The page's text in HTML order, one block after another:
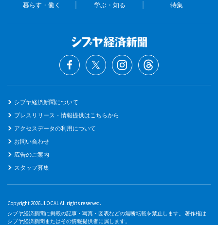
暮らす・働く 学ぶ・知る 特集
シブヤ経済新聞について
プレスリリース・情報提供はこちらから
アクセスデータの利用について
お問い合わせ
広告のご案内
スタッフ募集
Copyright 2026 JLOCAL All rights reserved.
シブヤ経済新聞に掲載の記事・写真・図表などの無断転載を禁止します。 著作権は
シブヤ経済新聞またはその情報提供者に属します。